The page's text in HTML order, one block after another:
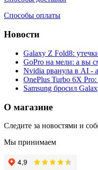
Способы оплаты
Новости
Galaxy Z Fold8:
GoPro на мели: а вы
Nvidia рванула в AI -
OnePlus Turbo 6X
Samsung бросил
О магазине
Следите за новостями и
Мы принимаем